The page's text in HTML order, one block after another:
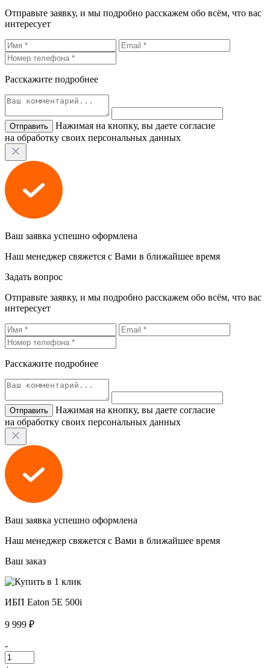
Отправьте заявку, и мы подробно расскажем обо всём, что вас
интересует
Расскажите подробнее
Нажимая на кнопку, вы даете согласие
на обработку своих персональных данных
Ваш заявка успешно оформлена
Наш менеджер свяжется с Вами в ближайшее время
Задать вопрос
Отправьте заявку, и мы подробно расскажем обо всём, что вас
интересует
Расскажите подробнее
Нажимая на кнопку, вы даете согласие
на обработку своих персональных данных
Ваш заявка успешно оформлена
Наш менеджер свяжется с Вами в ближайшее время
Ваш заказ
ИБП Eaton 5E 500i
9 999 ₽
-